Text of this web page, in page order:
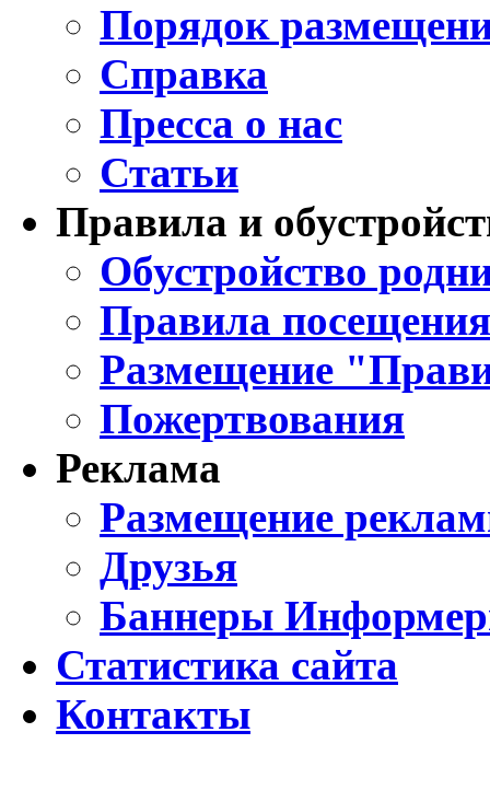
Порядок
Справка
Пресса о нас
Статьи
Правила и
Обустройство
Правила
Размещение
Пожертвования
Реклама
Размещение
Друзья
Баннеры
Статистика сайта
Контакты